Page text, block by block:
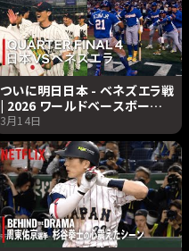
ついに明日日本 - ベネズエラ戦
| 2026 ワールドベースボール
クラシック | Netflix Japan
3月14日